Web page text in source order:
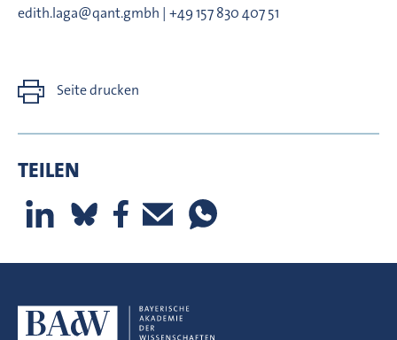
edith.laga@qant.gmbh | +49 157 830 407 51
Seite drucken
TEILEN